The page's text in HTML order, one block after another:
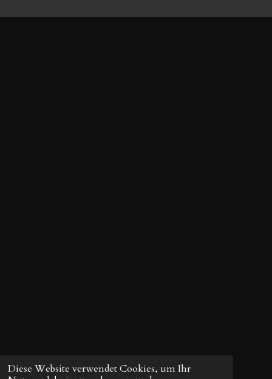
Diese Website verwendet Cookies, um Ihr